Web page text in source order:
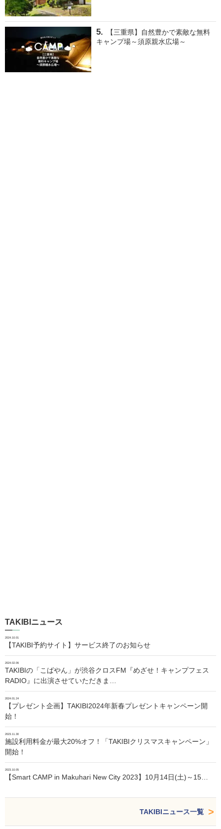
【三重県】自然豊かで素敵な無料
キャンプ場～須原親水広場～
TAKIBIニュース
2024.10.01
【TAKIBI予約サイト】サービス終了のお知らせ
2024.02.06
TAKIBIの「こばやん」が渋谷クロスFM『めざせ！キャンプフェス
RADIO』に出演させていただきま…
2024.01.24
【プレゼント企画】TAKIBI2024年新春プレゼントキャンペーン開
始！
2023.11.30
施設利用料金が最大20%オフ！「TAKIBIクリスマスキャンペーン」
開始！
2023.10.05
【Smart CAMP in Makuhari New City 2023】10月14日(土)～15…
TAKIBIニュース一覧